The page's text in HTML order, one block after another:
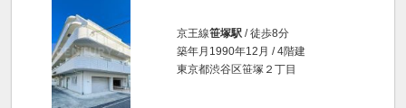
京王線笹塚駅 / 徒歩8分
築年月1990年12月 / 4階建
東京都渋谷区笹塚２丁目